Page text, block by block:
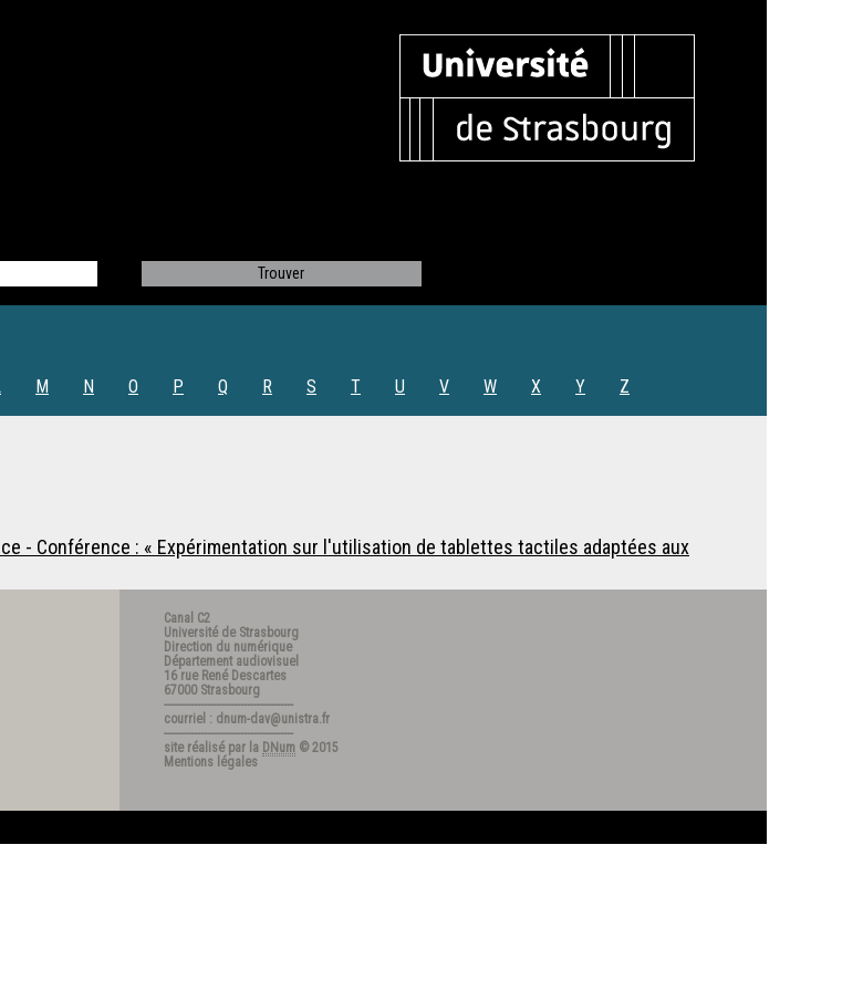
M N O P Q R S T U V W X Y Z
- Conférence : « Expérimentation sur l'utilisation de tablettes tactiles adaptées aux
Canal C2
Université de Strasbourg
Direction du numérique
Département audiovisuel
16 rue René Descartes
67000 Strasbourg
---------------------------------------
courriel : dnum-dav@unistra.fr
---------------------------------------
site réalisé par la DNum © 2015
Mentions légales